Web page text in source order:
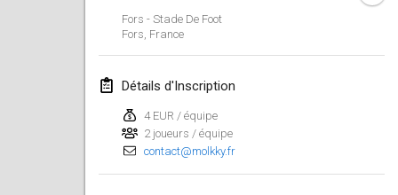
Fors - Stade De Foot
Fors France
Détails d'Inscription
4 EUR / équipe
2 joueurs / équipe
contact@molkky.fr
Lumi Mölkky
Tournoi de la St Valentin
10 févr. 2018|
Faschings-Mölkky
11 févr. 2018|Allemagne